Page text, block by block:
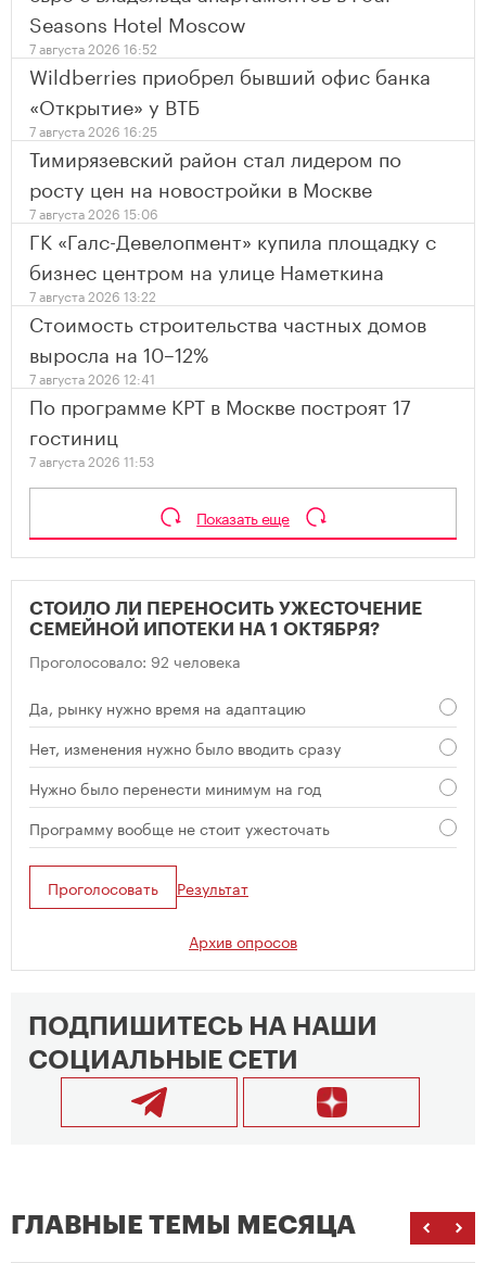
Seasons Hotel Moscow
7 августа 2026 16:52
Wildberries приобрел бывший офис банка
«Открытие» у ВТБ
7 августа 2026 16:25
Тимирязевский район стал лидером по
росту цен на новостройки в Москве
7 августа 2026 15:06
ГК «Галс-Девелопмент» купила площадку с
бизнес центром на улице Наметкина
7 августа 2026 13:22
Стоимость строительства частных домов
выросла на 10–12%
7 августа 2026 12:41
По программе КРТ в Москве построят 17
гостиниц
7 августа 2026 11:53
Показать еще
СТОИЛО ЛИ ПЕРЕНОСИТЬ УЖЕСТОЧЕНИЕ
СЕМЕЙНОЙ ИПОТЕКИ НА 1 ОКТЯБРЯ?
Проголосовало: 92 человека
Да, рынку нужно время на адаптацию
Нет, изменения нужно было вводить сразу
Нужно было перенести минимум на год
Программу вообще не стоит ужесточать
Проголосовать Результат
Архив опросов
ПОДПИШИТЕСЬ НА НАШИ
СОЦИАЛЬНЫЕ СЕТИ
ГЛАВНЫЕ ТЕМЫ МЕСЯЦА